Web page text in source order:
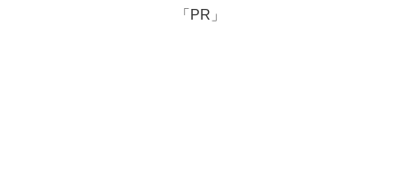
「PR」